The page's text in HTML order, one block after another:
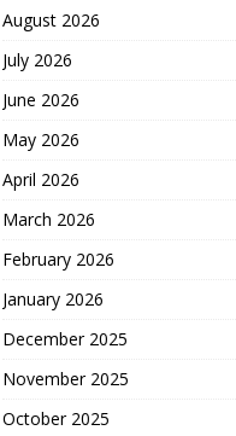
August 2026
July 2026
June 2026
May 2026
April 2026
March 2026
February 2026
January 2026
December 2025
November 2025
October 2025